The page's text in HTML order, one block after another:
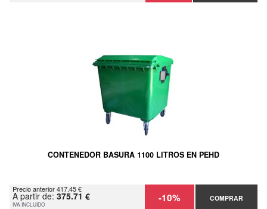
CONTENEDOR BASURA 1100 LITROS EN PEHD
Precio anterior 417.45 €
A partir de: 375.71 €
IVA INCLUIDO -10% COMPRAR